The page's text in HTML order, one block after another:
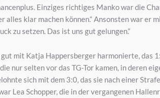
Einziges richtiges Manko war die
klar machen können.“ Ansonsten war er
zu setzen. Das ist uns gut gelungen.“
mit Katja Happersberger harmonierte, das
nur selten vor das TG-Tor kamen, in deren
sich mit dem 3:0, das sie nach einer
Lea Schopper, die in der vergangenen